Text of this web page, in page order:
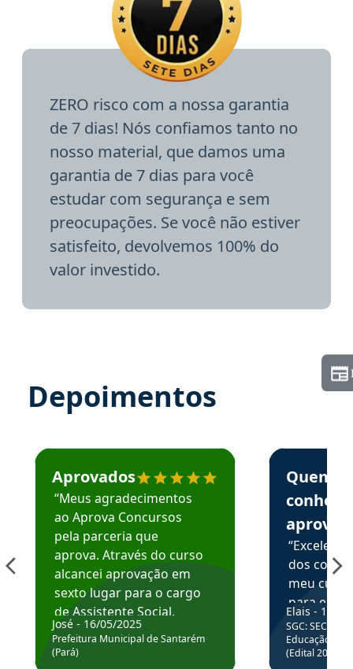
ZERO risco com a nossa garantia
de 7 dias! Nós confiamos tanto no
nosso material, que damos uma
garantia de 7 dias para você
estudar com segurança e sem
preocupações. Se você não estiver
satisfeito, devolvemos 100% do
valor investido.
Depoimentos
Estudante José recomenda o Aprova Concursos em
Aprovados
“Meus agradecimentos
ao Aprova Concursos
pela parceria que
aprova. Através do curso
alcancei aprovação em
sexto lugar para o cargo
de Assistente Social.
Hoje estou atuando na
Prefeitura de Santarém.
José - 16/05/2025
Prefeitura Municipal de Santarém
(Pará)
Estudante
Quem
aprova
dos
meu
para
colocar
através
de
Elais - 15/
SGC: SEC BA
Educação
(Edital